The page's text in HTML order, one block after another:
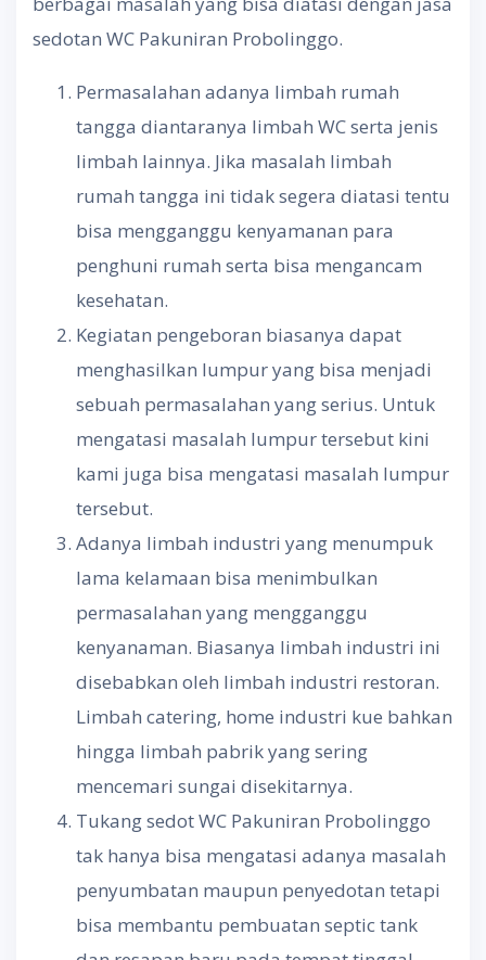
sedotan WC Pakuniran Probolinggo.
Permasalahan adanya limbah rumah
tangga diantaranya limbah WC serta jenis
limbah lainnya. Jika masalah limbah
rumah tangga ini tidak segera diatasi tentu
bisa mengganggu kenyamanan para
penghuni rumah serta bisa mengancam
kesehatan.
Kegiatan pengeboran biasanya dapat
menghasilkan lumpur yang bisa menjadi
sebuah permasalahan yang serius. Untuk
mengatasi masalah lumpur tersebut kini
kami juga bisa mengatasi masalah lumpur
tersebut.
Adanya limbah industri yang menumpuk
lama kelamaan bisa menimbulkan
permasalahan yang mengganggu
kenyanaman. Biasanya limbah industri ini
disebabkan oleh limbah industri restoran.
Limbah catering, home industri kue bahkan
hingga limbah pabrik yang sering
mencemari sungai disekitarnya.
Tukang sedot WC Pakuniran Probolinggo
tak hanya bisa mengatasi adanya masalah
penyumbatan maupun penyedotan tetapi
bisa membantu pembuatan septic tank